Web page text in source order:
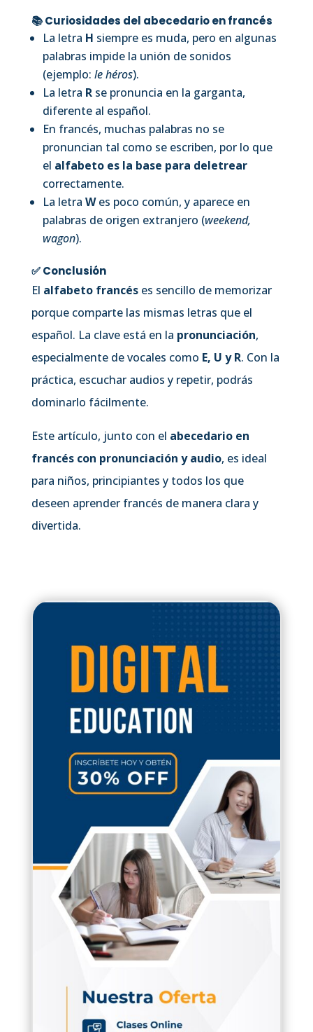
📚 Curiosidades del abecedario en francés
La letra H siempre es muda, pero en algunas
palabras impide la unión de sonidos
(ejemplo: le héros).
La letra Rse pronuncia en la garganta,
diferente al español.
En francés, muchas palabras no se
pronuncian tal como se escriben, por lo que
el alfabeto es la base para deletrear
correctamente.
La letra Wes poco común, y aparece en
palabras de origen extranjero (weekend,
wagon).
✅ Conclusión
El alfabeto francéses sencillo de memorizar
porque comparte las mismas letras que el
español. La clave está en la pronunciación,
especialmente de vocales como E, U y R. Con la
práctica, escuchar audios y repetir, podrás
dominarlo fácilmente.
Este artículo, junto con el abecedario en
francés con pronunciación y audio, es ideal
para niños, principiantes y todos los que
deseen aprender francés de manera clara y
divertida.